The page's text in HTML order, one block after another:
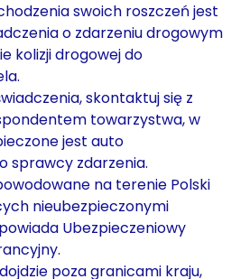
swoich roszczeń jest
o zdarzeniu drogowym
kolizji drogowej do
skontaktuj się z
towarzystwa, w
jest auto
sprawcy zdarzenia.
na terenie Polski
nieubezpieczonymi
Ubezpieczeniowy
poza granicami kraju,